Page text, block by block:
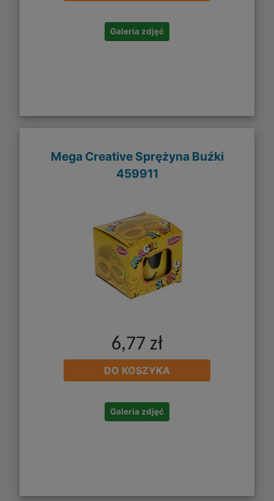
Galeria zdjęć
Mega Creative Sprężyna Buźki
459911
6,77 zł
DO KOSZYKA
Galeria zdjęć